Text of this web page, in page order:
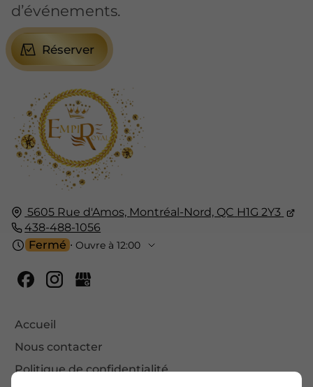
5605 Rue d'Amos, Montréal-Nord, QC H1G 2Y3
438-488-1056
Fermé ⋅ Ouvre à 12:00
Accueil
Nous contacter
Politique de confidentialité
d’événements.
Réserver